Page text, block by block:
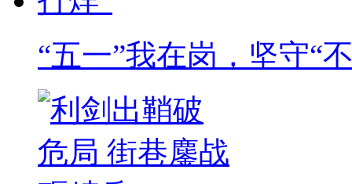
“五一”我在岗，坚守“